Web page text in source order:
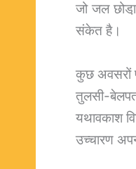
जो जल
संकेत है।
कुछ अवसरों
तुलसी-
यथावकाश
उच्चारण